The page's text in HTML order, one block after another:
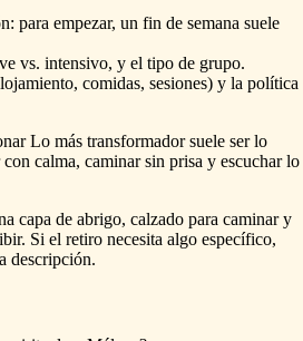
para empezar, un fin de semana suele
vs. intensivo, y el tipo de grupo.
comidas, sesiones) y la política
Lo más transformador suele ser lo
calma, caminar sin prisa y escuchar lo
capa de abrigo, calzado para caminar y
Si el retiro necesita algo específico,
descripción.